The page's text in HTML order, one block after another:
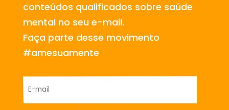
conteúdos qualificados sobre saúde
mental no seu e-mail.
Faça parte desse movimento
#amesuamente